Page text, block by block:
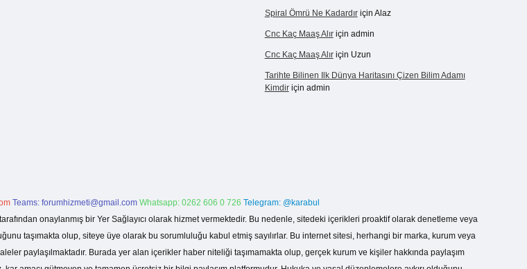
Spiral Ömrü Ne Kadardıriçin Alaz
Cnc Kaç Maaş Alıriçin admin
Cnc Kaç Maaş Alıriçin Uzun
Tarihte Bilinen Ilk Dünya Haritasını Çizen Bilim Adamı
Kimdiriçin admin
Teams: forumhizmeti@gmail.com Whatsapp: 0262 606 0 726 Telegram: @karabul
onaylanmış bir Yer Sağlayıcı olarak hizmet vermektedir. Bu nedenle, sitedeki içerikleri proaktif olarak denetleme veya
taşımakta olup, siteye üye olarak bu sorumluluğu kabul etmiş sayılırlar. Bu internet sitesi, herhangi bir marka, kurum veya
paylaşılmaktadır. Burada yer alan içerikler haber niteliği taşımamakta olup, gerçek kurum ve kişiler hakkında paylaşım